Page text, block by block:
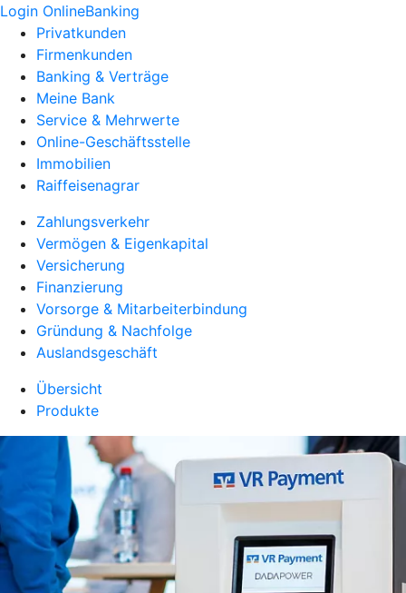
Login OnlineBanking
Privatkunden
Firmenkunden
Banking & Verträge
Meine Bank
Service & Mehrwerte
Online-Geschäftsstelle
Immobilien
Raiffeisenagrar
Zahlungsverkehr
Vermögen & Eigenkapital
Versicherung
Finanzierung
Vorsorge & Mitarbeiterbindung
Gründung & Nachfolge
Auslandsgeschäft
Übersicht
Produkte